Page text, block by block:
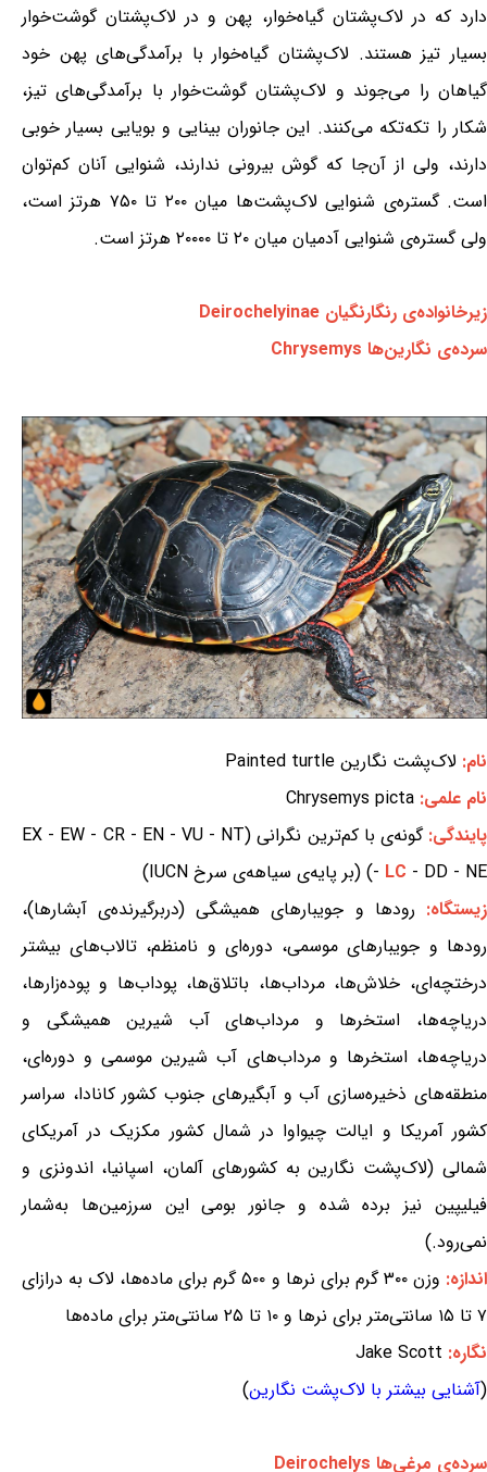
دارد که در لاک‌پشتان گیاه‌خوار، پهن و در لاک‌پشتان گوشت‌خوار
بسیار تیز هستند. لاک‌پشتان گیاه‌خوار با برآمدگی‌های پهن خود
گیاهان را می‌جوند و لاک‌پشتان گوشت‌خوار با برآمدگی‌های تیز،
شکار را تکه‌تکه می‌کنند. این جانوران بینایی و بویایی بسیار خوبی
دارند، ولی از آن‌جا که گوش بیرونی ندارند، شنوایی آنان کم‌توان
است. گستره‌ی شنوایی لاک‌پشت‌ها میان ۲۰۰ تا ۷۵۰ هرتز است،
ولی گستره‌ی شنوایی آدمیان میان ۲۰ تا ۲۰۰۰۰ هرتز است.
زیرخانواده‌ی رنگارنگیان Deirochelyinae
سرده‌ی نگارین‌ها Chrysemys
نام: لاک‌پشت نگارین Painted turtle
نام علمی: Chrysemys picta
پایندگی:
گونه‌ی با کم‌ترین نگرانی (EX - EW - CR - EN - VU - NT
- LC - DD - NE) (بر پایه‌ی سیاهه‌ی سرخ IUCN)
زیستگاه: رودها و جویبارهای همیشگی (دربرگیرنده‌ی آبشارها)،
رودها و جویبارهای موسمی، دوره‌ای و نامنظم، تالاب‌های بیشتر
درختچه‌ای، خلاش‌ها، مرداب‌ها، باتلاق‌ها، پوداب‌ها و پوده‌زارها،
دریاچه‌ها، استخرها و مرداب‌های آب شیرین همیشگی و
دریاچه‌ها، استخرها و مرداب‌های آب شیرین موسمی و دوره‌ای،
منطقه‌های ذخیره‌سازی آب و آبگیرهای جنوب کشور کانادا، سراسر
کشور آمریکا و ایالت چیواوا در شمال کشور مکزیک در آمریکای
شمالی (لاک‌پشت نگارین به کشورهای آلمان، اسپانیا، اندونزی و
فیلیپین نیز برده شده و جانور بومی این سرزمین‌ها به‌شمار
نمی‌رود.)
اندازه:
وزن ۳۰۰ گرم برای نرها و ۵۰۰ گرم برای ماده‌ها، لاک به درازای
۷ تا ۱۵ سانتی‌متر برای نرها و ۱۰ تا ۲۵ سانتی‌متر برای ماده‌ها
نگاره: Jake Scott
(آشنایی بیشتر با لاک‌پشت نگارین)
سرده‌ی مرغی‌ها Deirochelys